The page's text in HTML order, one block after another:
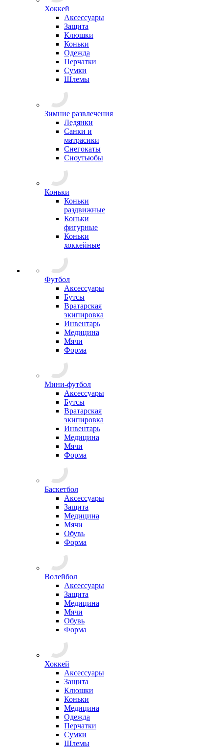
Хоккей
Аксессуары
Защита
Клюшки
Коньки
Одежда
Перчатки
Сумки
Шлемы
Зимние развлечения
Ледянки
Санки и
матрасики
Снегокаты
Сноутьюбы
Коньки
Коньки
раздвижные
Коньки
фигурные
Коньки
хоккейные
Футбол
Аксессуары
Бутсы
Вратарская
экипировка
Инвентарь
Медицина
Мячи
Форма
Мини-футбол
Аксессуары
Бутсы
Вратарская
экипировка
Инвентарь
Медицина
Мячи
Форма
Баскетбол
Аксессуары
Защита
Медицина
Мячи
Обувь
Форма
Волейбол
Аксессуары
Защита
Медицина
Мячи
Обувь
Форма
Хоккей
Аксессуары
Защита
Клюшки
Коньки
Медицина
Одежда
Перчатки
Сумки
Шлемы